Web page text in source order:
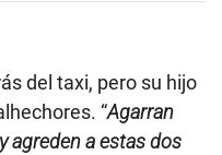
del taxi, pero su hijo
“Agarran
agreden a estas dos